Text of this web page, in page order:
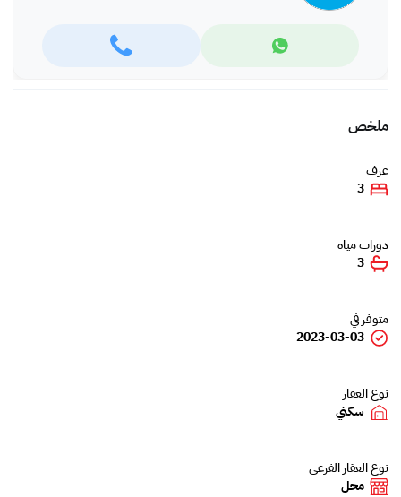
We deal only on properties on a yearly contract basis
viewings only through prior appointments
ملخص
غرف
3
دورات مياه
3
متوفر في
2023-03-03
نوع العقار
سكني
نوع العقار الفرعي
محل